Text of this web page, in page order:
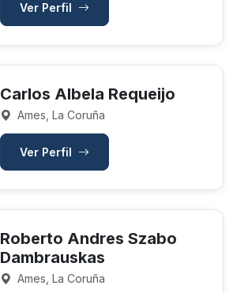
Ver Perfil
Carlos Albela Requeijo
Ames, La Coruña
Ver Perfil
Roberto Andres Szabo
Dambrauskas
Ames, La Coruña